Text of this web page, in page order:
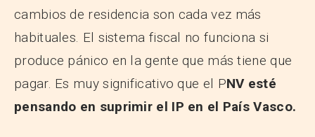
cambios de residencia son cada vez más
habituales. El sistema fiscal no funciona si
produce pánico en la gente que más tiene que
pagar. Es muy significativo que el PNV esté
pensando en suprimir el IP en el País Vasco.